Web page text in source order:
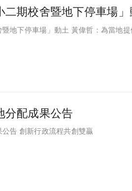
二期校舍暨地下停車場」
地下停車場」動土 黃偉哲：為當地
分配成果公告
告 創新行政流程共創雙贏